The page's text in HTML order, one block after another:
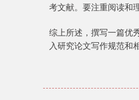
考文献。要注重阅读和
综上所述，撰写一篇优
入研究论文写作规范和